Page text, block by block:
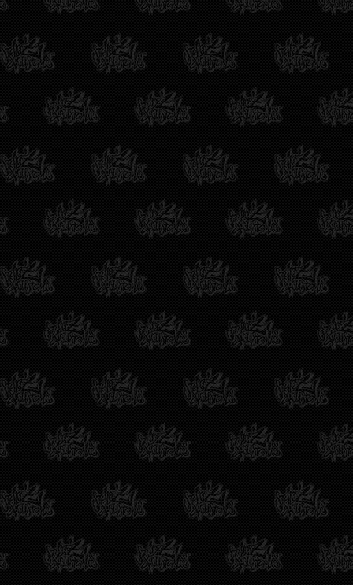
* 3. Rechnung (1.348,98 €): Die
hieß: „Das passt absolut
* 4. Rechnung (1.926,13 €): Dazu
Hinterachse.
Das riesige Problem:
Die Werkstatt hat sich völlig
Affäre und lässt mich im Regen
Insgesamt stecken über 11.200
auf Tuning-Treffen zu fahren.
Ihr seid meine allerletzte
Ganz liebe Grüße,